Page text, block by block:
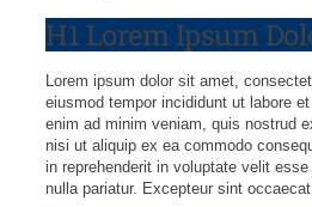
H1 Lorem Ipsum
Lorem ipsum dolor sit amet,
eiusmod tempor incididunt ut labore
enim ad minim veniam, quis nostrud
nisi ut aliquip ex ea commodo
in reprehenderit in voluptate velit
nulla pariatur. Excepteur sint occaecat